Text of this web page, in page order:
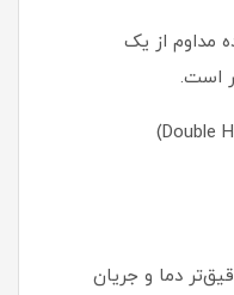
مداوم از یک
است.
دما و جریان